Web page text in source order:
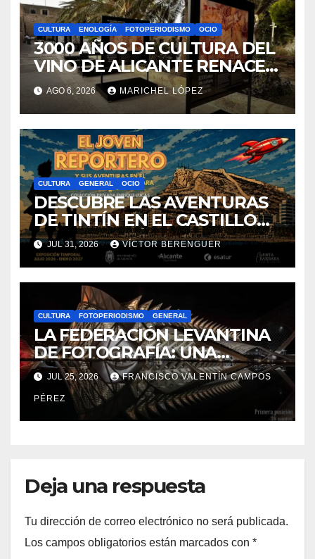
CULTURA ENOLOGÍA FOTOPERIODISMO OCIO
3000 AÑOS DE CULTURA DEL
VINO DE ALICANTE RENACEN
EN EL CASTILLO DE SANTA
BÁRBARA
AGO 6, 2026 MARICHEL LÓPEZ
CULTURA GENERAL OCIO
DESCUBRE LAS AVENTURAS
DE TINTÍN EN EL CASTILLO
DE SANTA BÁRBARA DE
ALICANTE
JUL 31, 2026 VÍCTOR BERENGUER
CULTURA FOTOPERIODISMO GENERAL
LA FEDERACIÓN LEVANTINA
DE FOTOGRAFÍA: UNA
MIRADA COMPARTIDA
SOBRE NUESTRO
TERRITORIO.
JUL 25, 2026 FRANCISCO VALENTÍN CAMPOS
PÉREZ
Deja una respuesta
Tu dirección de correo electrónico no será publicada.
Los campos obligatorios están marcados con *